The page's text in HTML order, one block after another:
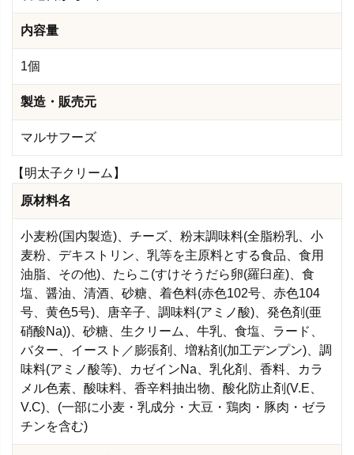
内容量
1個
製造・販売元
マルサフーズ
【明太子クリーム】
原材料名
小麦粉(国内製造)、チーズ、粉末調味料(全脂粉乳、小
麦粉、デキストリン、乳等を主原料とする食品、食用
油脂、その他)、たらこ(すけそうだら卵(羅臼産)、食
塩、醤油、清酒、砂糖、着色料(赤色102号、赤色104
号、黄色5号)、唐辛子、調味料(アミノ酸)、発色剤(亜
硝酸Na))、砂糖、生クリーム、牛乳、食塩、ラード、
バター、イースト／膨張剤、増粘剤(加工デンプン)、調
味料(アミノ酸等)、カゼインNa、乳化剤、香料、カラ
メル色素、酸味料、香辛料抽出物、酸化防止剤(V.E、
V.C)、(一部に小麦・乳成分・大豆・鶏肉・豚肉・ゼラ
チンを含む)